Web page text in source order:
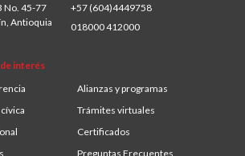
No. 45-77
Antioquia
+57 (604)4449758
018000 412000
de interés
Alianzas y programas
Trámites virtuales
Certificados
Preguntas Frecuentes